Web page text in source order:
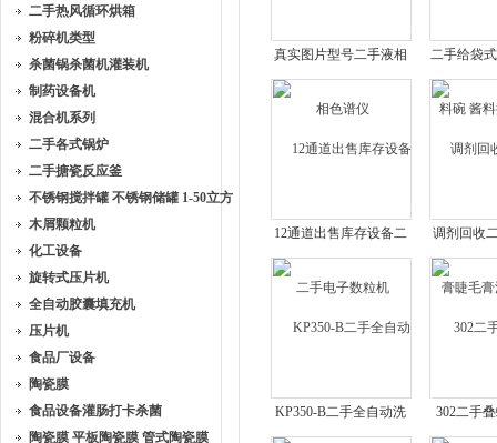
二手热风循环烘箱
粉碎机类型
杀菌锅杀菌机灌装机
制药设备机
混合机系列
二手各式锅炉
二手搪瓷反应釜
不锈钢搅拌罐 不锈钢储罐 1-50立方
木屑颗粒机
化工设备
旋转式压片机
全自动胶囊填充机
压片机
食品厂设备
陶瓷膜
食品设备灌肠打卡杀菌
陶瓷膜 平板陶瓷膜 管式陶瓷膜
真实图片型号二手液相
色谱仪
二手给袋
酱料搅
12通道出售库存设备二
手电子数粒机
调剂回收
睫毛膏
KP350-B二手全自动洗
面奶化妆品软管灌装机
302二手
水机市